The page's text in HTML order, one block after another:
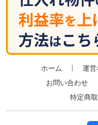
ホーム 運営
お問い合わせ
特定商